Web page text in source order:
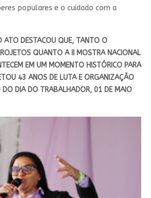
populares e o cuidado com a
ATO DESTACOU QUE, TANTO O
QUANTO A II MOSTRA NACIONAL
EM UM MOMENTO HISTÓRICO PARA
43 ANOS DE LUTA E ORGANIZAÇÃO
DO DIA DO TRABALHADOR, 01 DE MAIO